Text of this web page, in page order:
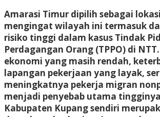
Amarasi Timur dipilih sebagai
mengingat wilayah ini termasuk
risiko tinggi dalam kasus Tindak
Perdagangan Orang (TPPO) di
ekonomi yang masih rendah,
lapangan pekerjaan yang layak,
meningkatnya pekerja migran
menjadi penyebab utama
Kabupaten Kupang sendiri